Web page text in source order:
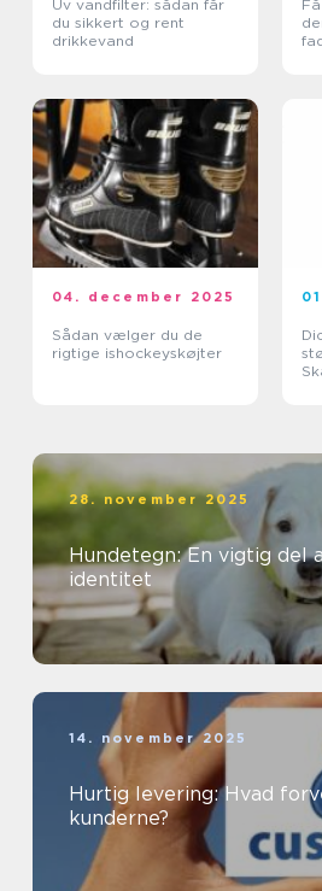
Uv vandfilter: sådan får
du sikkert og rent
drikkevand
04. december 2025
Sådan vælger du de
rigtige ishockeyskøjter
28. november 2025
Hundetegn: En vigtig del
identitet
14. november 2025
Hurtig levering: Hvad
kunderne?